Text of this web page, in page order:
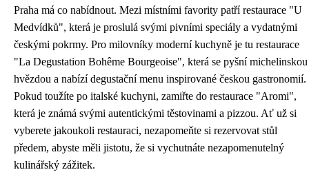
Praha má co nabídnout. Mezi místními favority patří restaurace "U
Medvídků", která je proslulá svými pivními speciály a vydatnými
českými pokrmy. Pro milovníky moderní kuchyně je tu restaurace
"La Degustation Bohême Bourgeoise", která se pyšní michelinskou
hvězdou a nabízí degustační menu inspirované českou gastronomií.
Pokud toužíte po italské kuchyni, zamiřte do restaurace "Aromi",
která je známá svými autentickými těstovinami a pizzou. Ať už si
vyberete jakoukoli restauraci, nezapomeňte si rezervovat stůl
předem, abyste měli jistotu, že si vychutnáte nezapomenutelný
kulinářský zážitek.